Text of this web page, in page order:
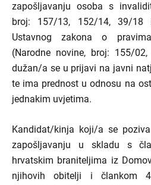
zapošljavanju osoba s
broj: 157/13, 152/14, 39/
Ustavnog zakona o
(Narodne novine, broj: 155/
dužan/a se u prijavi na javni
te ima prednost u odnosu na
jednakim uvjetima.
Kandidat/kinja koji/a se
zapošljavanju u skladu s
hrvatskim braniteljima iz
njihovih obitelji i člankom